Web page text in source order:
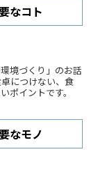
なコト
境づくり」のお話
ポイントです。
なモノ